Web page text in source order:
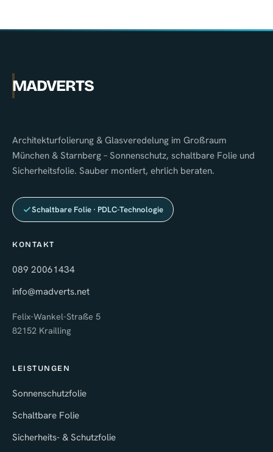
MADVERTS
Architekturfolierung & Glasveredelung im Großraum
München & Starnberg – Sonnenschutz, schaltbare Folie und
Sicherheitsfolie. Sauber montiert, ehrlich beraten.
Schaltbare Folie · PDLC-Technologie
KONTAKT
089 20061434
info@madverts.net
Felix-Wankel-Straße 5
82152 Krailling
LEISTUNGEN
Sonnenschutzfolie
Schaltbare Folie
Sicherheits- & Schutzfolie